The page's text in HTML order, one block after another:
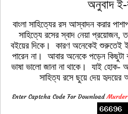
অনুবাদ
বাংলা সাহিত্যের রস আস্বাদন করার
সাহিত্যে রসের স্বাদ নেয়া
বইয়ের দিকে। কারণ অনেকেই শুরুতেই
পারেন না। আবার অনেকে পড়েন কিছুটা
ভাষা ভালো জানা না থাকে। যাই হোক-
সাহিত্য রসে ছুয়ে দেয়
Enter Captcha Code For Download